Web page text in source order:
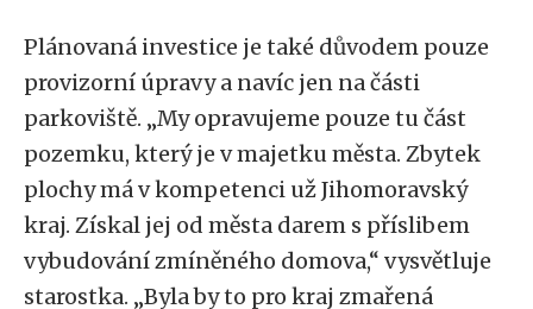
Plánovaná investice je také důvodem pouze
provizorní úpravy a navíc jen na části
parkoviště. „My opravujeme pouze tu část
pozemku, který je v majetku města. Zbytek
plochy má v kompetenci už Jihomoravský
kraj. Získal jej od města darem s příslibem
vybudování zmíněného domova,“ vysvětluje
starostka. „Byla by to pro kraj zmařená